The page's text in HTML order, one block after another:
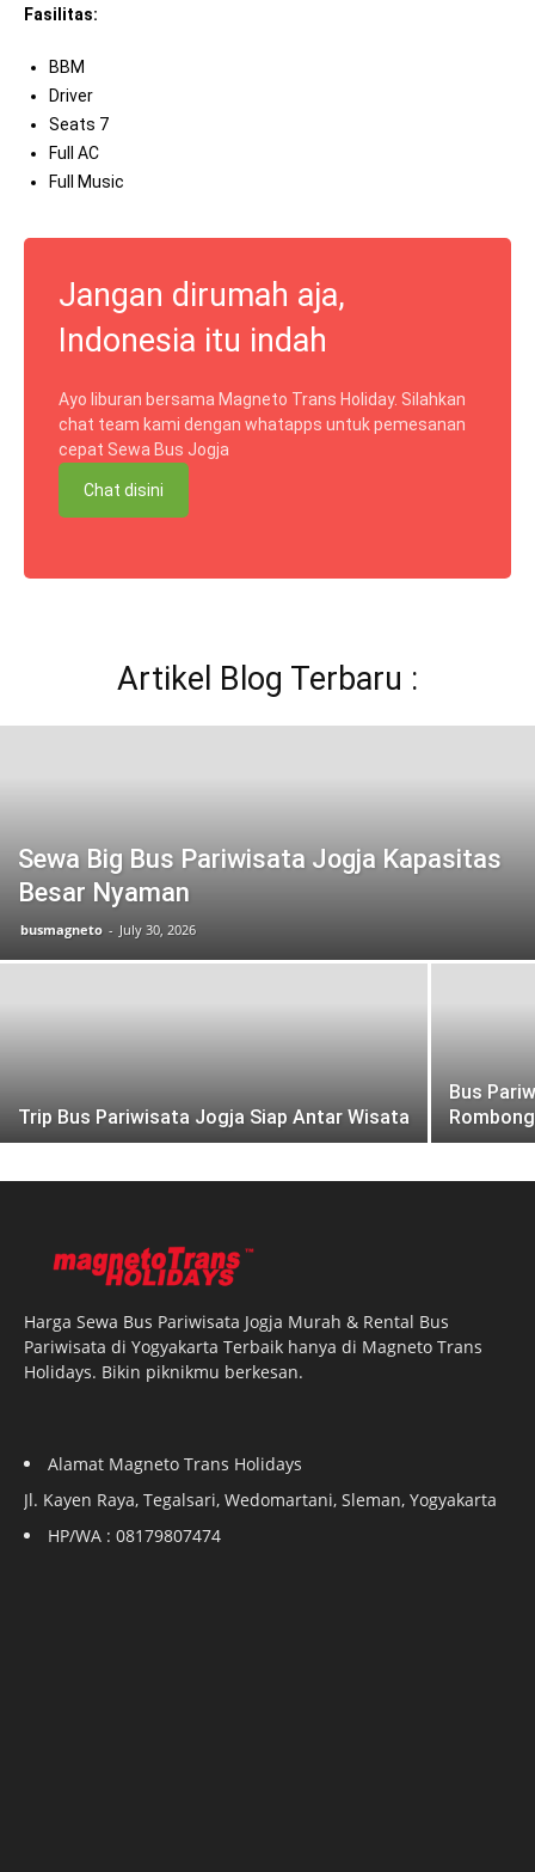
Fasilitas:
BBM
Driver
Seats 7
Full AC
Full Music
Jangan dirumah aja,
Indonesia itu indah
Ayo liburan bersama Magneto Trans Holiday. Silahkan
chat team kami dengan whatapps untuk pemesanan
cepat Sewa Bus Jogja
Chat disini
Artikel Blog Terbaru :
Sewa Big Bus Pariwisata Jogja Kapasitas
Besar Nyaman
busmagneto - July 30, 2026
Trip Bus Pariwisata Jogja Siap Antar Wisata
Bus
Harga Sewa Bus Pariwisata Jogja Murah & Rental Bus
Pariwisata di Yogyakarta Terbaik hanya di Magneto Trans
Holidays. Bikin piknikmu berkesan.
Alamat Magneto Trans Holidays
Jl. Kayen Raya, Tegalsari, Wedomartani, Sleman, Yogyakarta
HP/WA : 08179807474